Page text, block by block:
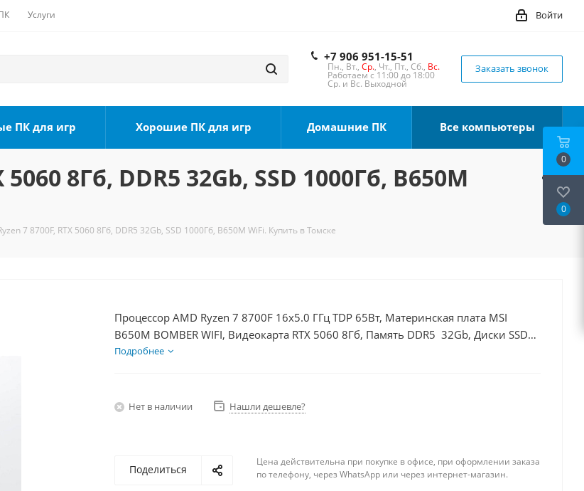
Услуги Войти
+7 906 951-15-51
Пн., Вт., Ср., Чт., Пт., Сб., Вс.
Работаем с 11:00 до 18:00
Ср. и Вс. Выходной
Заказать звонок
ПК для игр Хорошие ПК для игр Домашние ПК Все компьютеры
8Гб, DDR5 32Gb, SSD 1000Гб, B650M
7 8700F, RTX 5060 8Гб, DDR5 32Gb, SSD 1000Гб, B650M WiFi. Купить в Томске
Процессор AMD Ryzen 7 8700F 16x5.0 ГГц TDP 65Вт, Материнская плата MSI
B650M BOMBER WIFI, Видеокарта RTX 5060 8Гб, Память DDR5 32Gb, Диски SSD
1000Гб, БП 600Вт
Подробнее
Нет в наличии Нашли дешевле?
Поделиться
Цена действительна при покупке в офисе, при оформлении заказа
по телефону, через WhatsApp или через интернет-магазин.
0
0